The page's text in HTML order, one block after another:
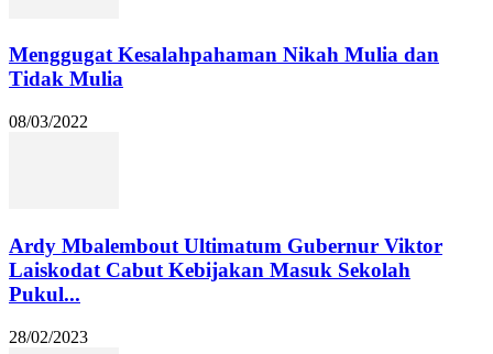
Menggugat Kesalahpahaman Nikah Mulia dan
Tidak Mulia
08/03/2022
Ardy Mbalembout Ultimatum Gubernur Viktor
Laiskodat Cabut Kebijakan Masuk Sekolah
Pukul...
28/02/2023